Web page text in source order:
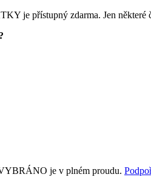
je přístupný zdarma. Jen některé
je v plném proudu.